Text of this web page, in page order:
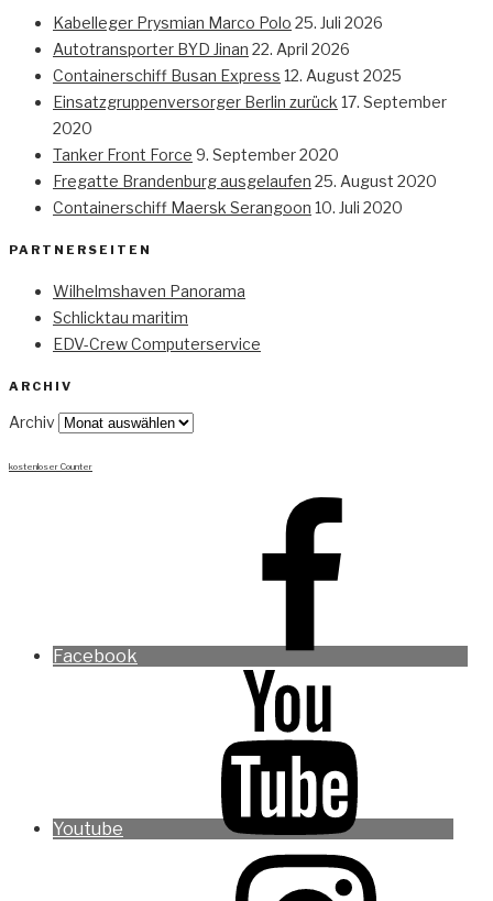
Kabelleger Prysmian Marco Polo 25. Juli 2026
Autotransporter BYD Jinan 22. April 2026
Containerschiff Busan Express 12. August 2025
Einsatzgruppenversorger Berlin zurück 17. September
2020
Tanker Front Force 9. September 2020
Fregatte Brandenburg ausgelaufen 25. August 2020
Containerschiff Maersk Serangoon 10. Juli 2020
PARTNERSEITEN
Wilhelmshaven Panorama
Schlicktau maritim
EDV-Crew Computerservice
ARCHIV
Archiv
kostenloser Counter
Facebook
Youtube